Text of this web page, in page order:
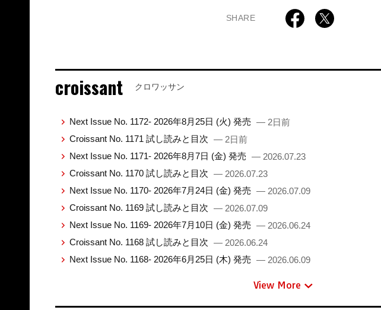
SHARE
croissant クロワッサン
Next Issue No. 1172- 2026年8月25日 (火) 発売 — 2日前
Croissant No. 1171 試し読みと目次 — 2日前
Next Issue No. 1171- 2026年8月7日 (金) 発売 — 2026.07.23
Croissant No. 1170 試し読みと目次 — 2026.07.23
Next Issue No. 1170- 2026年7月24日 (金) 発売 — 2026.07.09
Croissant No. 1169 試し読みと目次 — 2026.07.09
Next Issue No. 1169- 2026年7月10日 (金) 発売 — 2026.06.24
Croissant No. 1168 試し読みと目次 — 2026.06.24
Next Issue No. 1168- 2026年6月25日 (木) 発売 — 2026.06.09
View More